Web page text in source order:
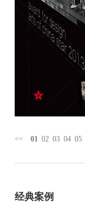
<< 01 02 03 04 05
经典案例